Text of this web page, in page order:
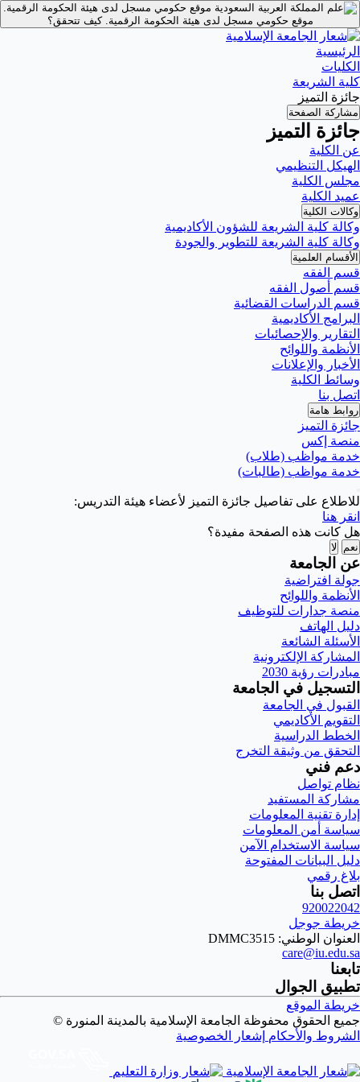
موقع حكومي مسجل لدى هيئة الحكومة الرقمية.
موقع حكومي مسجل لدى هيئة الحكومة الرقمية.كيف تتحقق؟
الرئيسية
الكليات
كلية الشريعة
جائزة التميز
مشاركة الصفحة
جائزة التميز
عن الكلية
الهيكل التنظيمي
مجلس الكلية
عميد الكلية
وكالات الكلية
وكالة كلية الشريعة للشؤون الأكاديمية
وكالة كلية الشريعة للتطوير والجودة
الأقسام العلمية
قسم الفقه
قسم أصول الفقه
قسم الدراسات القضائية
البرامج الأكاديمية
التقارير والإحصائيات
الأنظمة واللوائح
الأخبار والإعلانات
وسائط الكلية
اتصل بنا
روابط هامة
جائزة التميز
منصة إكس
خدمة مواظب (طلاب)
خدمة مواظب (طالبات)
للاطلاع على تفاصيل جائزة التميز لأعضاء هيئة التدريس:
انقر هنا
هل كانت هذه الصفحة مفيدة؟
نعم لا
عن الجامعة
جولة افتراضية
الأنظمة واللوائح
منصة جدارات للتوظيف
دليل الهاتف
الأسئلة الشائعة
المشاركة الإلكترونية
مبادرات رؤية 2030
التسجيل في الجامعة
القبول في الجامعة
التقويم الأكاديمي
الخطط الدراسية
التحقق من وثيقة التخرج
دعم فني
نظام تواصل
مشاركة المستفيد
إدارة تقنية المعلومات
سياسة أمن المعلومات
سياسة الاستخدام الآمن
دليل البيانات المفتوحة
بلاغ رقمي
اتصل بنا
920022042
خريطة جوجل
العنوان الوطني: DMMC3515
care@iu.edu.sa
تابعنا
تطبيق الجوال
خريطة الموقع
جميع الحقوق محفوظة الجامعة الإسلامية بالمدينة المنورة ©
الشروط والأحكام إشعار الخصوصية